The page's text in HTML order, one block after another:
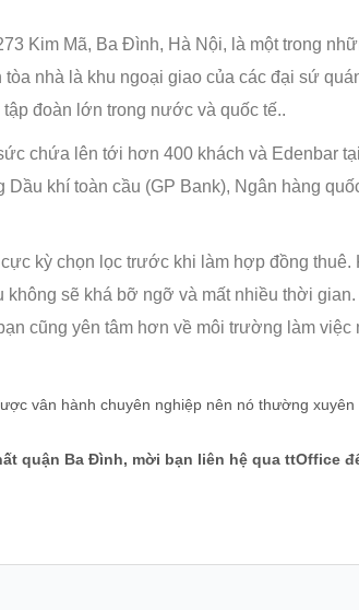
Kim Mã, Ba Đình, Hà Nội, là một trong
nhà là khu ngoại giao của các đại sứ
đoàn lớn trong nước và quốc tế..
chứa lên tới hơn 400 khách và Edenbar
khí toàn cầu (GP Bank), Ngân hàng
kỳ chọn lọc trước khi làm hợp đồng thuê.
sẽ khá bỡ ngỡ và mất nhiều thời
cũng yên tâm hơn về môi trường làm việc
vân hành chuyên nghiệp nên nó thường xuyên
quận Ba Đình, mời bạn liên hệ qua ttOffice